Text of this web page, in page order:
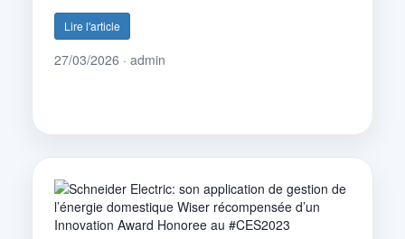
Lire l'article
27/03/2026 · admin